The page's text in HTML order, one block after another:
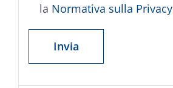
la Normativa sulla Privacy